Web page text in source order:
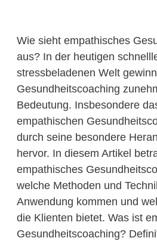
Wie sieht empathisches
aus? In der heutigen
stressbeladenen Welt
Gesundheitscoaching
Bedeutung. Insbesondere
empathischen
durch seine besondere
hervor. In diesem Artikel
empathisches
welche Methoden und
Anwendung kommen und
die Klienten bietet. Was ist
Gesundheitscoaching?